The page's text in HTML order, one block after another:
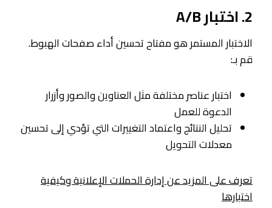
2. اختبار A/B
الاختبار المستمر هو مفتاح تحسين أداء صفحات الهبوط.
قم بـ:
اختبار عناصر مختلفة مثل العناوين والصور وأزرار
الدعوة للعمل
تحليل النتائج واعتماد التغييرات التي تؤدي إلى تحسين
معدلات التحويل
تعرف على المزيد عن إدارة الحملات الإعلانية وكيفية
اختبارها